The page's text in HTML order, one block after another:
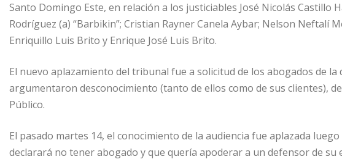
Santo Domingo Este, en relación a los justiciables José Nicolás Castillo
Rodríguez (a) “Barbikin”; Cristian Rayner Canela Aybar; Nelson Neftalí
Enriquillo Luis Brito y Enrique José Luis Brito.
El nuevo aplazamiento del tribunal fue a solicitud de los abogados de la
argumentaron desconocimiento (tanto de ellos como de sus clientes),
Público.
El pasado martes 14, el conocimiento de la audiencia fue aplazada
declarará no tener abogado y que quería apoderar a un defensor de su